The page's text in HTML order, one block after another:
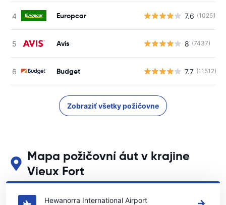
Europcar 7.6 (10251)
Avis 8 (7437)
Budget 7.7 (11512)
Zobraziť všetky požičovne
Mapa požičovní áut v krajine
Vieux Fort
Pozrite si naše hlavné požičovne áut v krajine Vieux Fort
Hewanorra International Airport